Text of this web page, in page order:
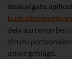
deskargatu
Euskaltel
dela aurtengo
dituzu
askoz gehiago.